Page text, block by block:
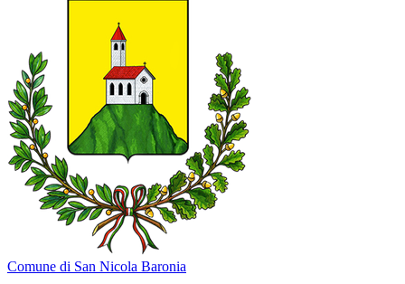
Comune di San Nicola Baronia